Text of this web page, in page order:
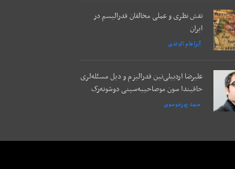
نقش نظری و عملی مخالفان فدرالیسم در
ایران
آبراهام الوندی
علیرضا اردبیلی‌نین فدرالیزم و دیل مسئله‌لری
حاقیندا سون موصاحیبه‌سینی دوشونه‌رک
صمد پورموسوی